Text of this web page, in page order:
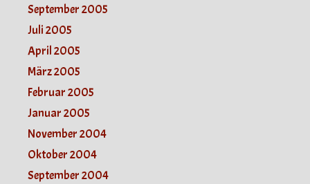
September 2005
Juli 2005
April 2005
März 2005
Februar 2005
Januar 2005
November 2004
Oktober 2004
September 2004